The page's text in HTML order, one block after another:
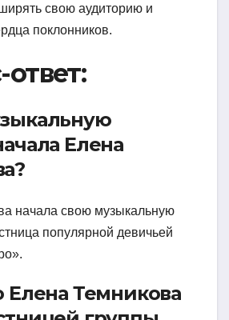
свою аудиторию и
поклонников.
Елена
начала свою музыкальную
популярной девичьей
Елена Темникова